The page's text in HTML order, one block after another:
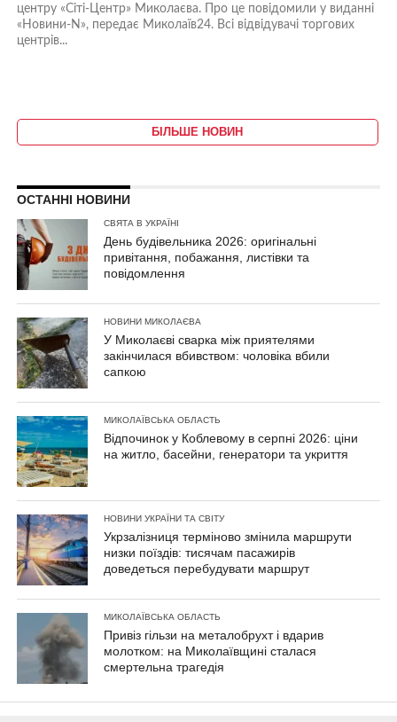
центру «Сіті-Центр» Миколаєва. Про це повідомили у виданні
«Новини-N», передає Миколаїв24. Всі відвідувачі торгових
центрів...
БІЛЬШЕ НОВИН
ОСТАННІ НОВИНИ
СВЯТА В УКРАЇНІ
День будівельника 2026: оригінальні
привітання, побажання, листівки та
повідомлення
НОВИНИ МИКОЛАЄВА
У Миколаєві сварка між приятелями
закінчилася вбивством: чоловіка вбили
сапкою
МИКОЛАЇВСЬКА ОБЛАСТЬ
Відпочинок у Коблевому в серпні 2026: ціни
на житло, басейни, генератори та укриття
НОВИНИ УКРАЇНИ ТА СВІТУ
Укрзалізниця терміново змінила маршрути
низки поїздів: тисячам пасажирів
доведеться перебудувати маршрут
МИКОЛАЇВСЬКА ОБЛАСТЬ
Привіз гільзи на металобрухт і вдарив
молотком: на Миколаївщині сталася
смертельна трагедія